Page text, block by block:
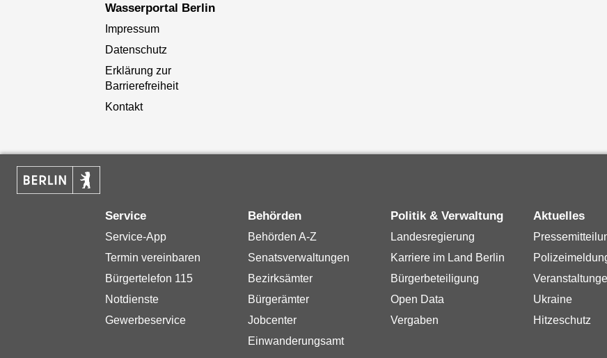
Wasserportal Berlin
Impressum
Datenschutz
Erklärung zur
Barrierefreiheit
Kontakt
Service
Service-App
Termin vereinbaren
Bürgertelefon 115
Notdienste
Gewerbeservice
Behörden
Behörden A-Z
Senatsverwaltungen
Bezirksämter
Bürgerämter
Jobcenter
Einwanderungsamt
Politik & Verwaltung
Landesregierung
Karriere im Land Berlin
Bürgerbeteiligung
Open Data
Vergaben
Aktuelles
Ukraine
Hitzeschutz